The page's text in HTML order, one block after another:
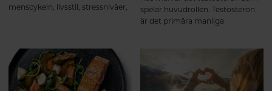
menscykeln, livsstil, stressnivåer,
handlar därför inte om “perfekta
nivåer”, utan om samspel, rytm
och anpassning över tid.
spelar huvudrollen. Testosteron
är det primära manliga